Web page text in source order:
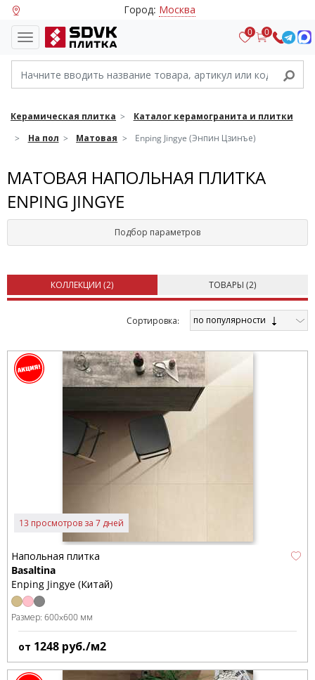
Город: Москва
0 0
Керамическая плитка
Каталог керамогранита и плитки
На пол
Матовая Enping Jingye (Энпин Цзинъе)
МАТОВАЯ НАПОЛЬНАЯ ПЛИТКА
ENPING JINGYE
Подбор параметров
КОЛЛЕКЦИИ (2) ТОВАРЫ (2)
Cортировка: по популярности
13 просмотров за 7 дней
Напольная плитка
Basaltina
Enping Jingye (Китай)
Размер: 600x600 мм
от 1248 руб./м2